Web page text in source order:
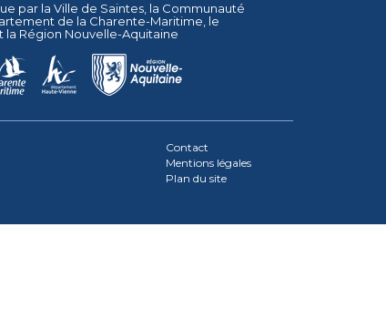
par la Ville de Saintes , la Communauté
de la Charente-Maritime , le
la Région Nouvelle-Aquitaine
Contact
Mentions légales
Plan du site